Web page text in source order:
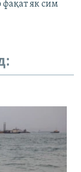
фақат як сим